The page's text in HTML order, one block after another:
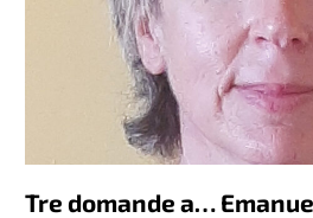
Tre domande a…